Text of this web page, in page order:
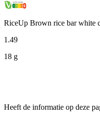
RiceUp Brown rice bar white
1 .49
18 g
Heeft de informatie op deze